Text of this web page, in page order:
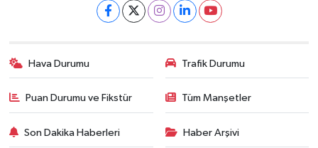
Hava Durumu Trafik Durumu
Puan Durumu ve Fikstür Tüm Manşetler
Son Dakika Haberleri Haber Arşivi